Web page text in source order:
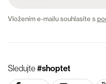
Vložením e-mailu souhlasíte s
Sledujte#shoptet